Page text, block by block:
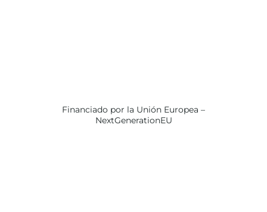
Financiado por la Unión Europea –
NextGenerationEU